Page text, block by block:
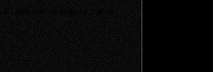
, который проходил в городе